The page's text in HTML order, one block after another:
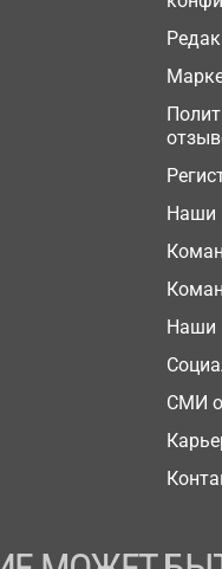
Наши
Наши
СМИ